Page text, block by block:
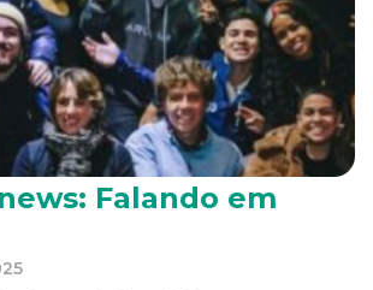
Falando em